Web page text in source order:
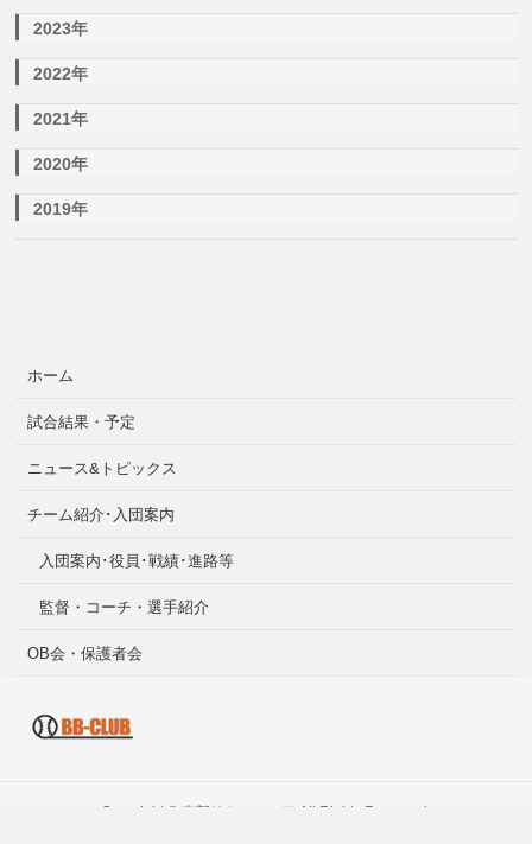
2023年
2022年
2021年
2020年
2019年
ホーム
試合結果・予定
ニュース&トピックス
チーム紹介･入団案内
入団案内･役員･戦績･進路等
監督・コーチ・選手紹介
OB会・保護者会
Copyright © 南部リトルシニア All Rights Reserved.